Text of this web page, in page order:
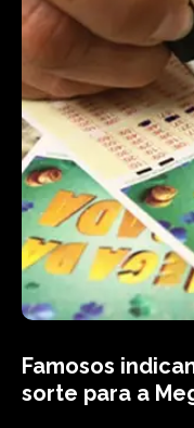
Famosos
sorte para a